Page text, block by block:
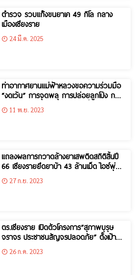
ตำรวจ รวบแก๊งขนยาเค 49 กิโล กลาง
เมืองเชียงราย
24 มี.ค. 2025
ท่าอากาศยานแม่ฟ้าหลวงขอความร่วมมือ
“งดเว้น” การจุดพลุ ️การปล่อยลูกโป่ง ️การ
ปล่อยโคมลอย การจายลำแสงขึ้นท้องฟ้า
ในช่วงเทศกาลลอยกระทง
11 พ.ย. 2023
แถลงผลการกวาดล้างยาเสพติดสถิติสิ้นปี
66 เชียงรายยึดยาบ้า 43 ล้านเม็ด ไอซ์พุ่ง
ตันกว่า27 ก.ย. 2023
ตร.เชียงราย เปิดตัวโครงการ”สุภาพบุรุษ
จราจร ประชาชนสัญจรปลอดภัย” ตั้งเป้า
ลดผู้เสียชีวิตจากอุบัติเหตุบนท้องถนน
26 ก.ค. 2023